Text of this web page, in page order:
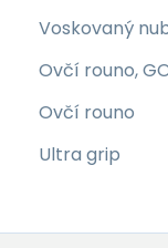
Voskovaný
Ovčí rouno,
Ovčí rouno
Ultra grip